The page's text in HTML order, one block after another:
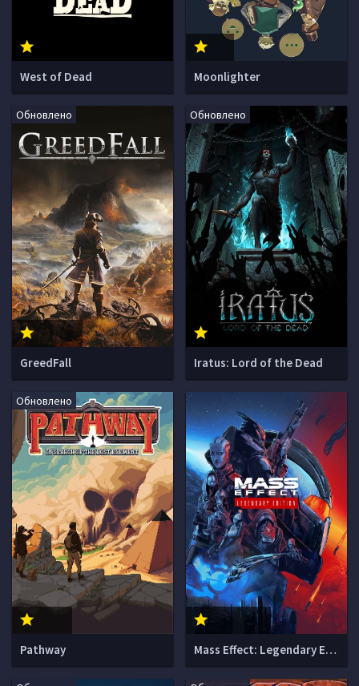
West of Dead Moonlighter
Обновлено
GreedFall
Обновлено
Iratus: Lord of the Dead
Обновлено
Pathway Mass Effect: Legendary Edition